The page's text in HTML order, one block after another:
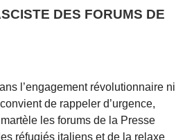
DES FORUMS DE
l’engagement révolutionnaire ni
de rappeler d’urgence,
les forums de la Presse
réfugiés italiens et de la relaxe